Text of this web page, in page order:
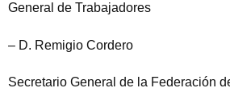
General de Trabajadores
– D. Remigio Cordero
Secretario General de la Federación